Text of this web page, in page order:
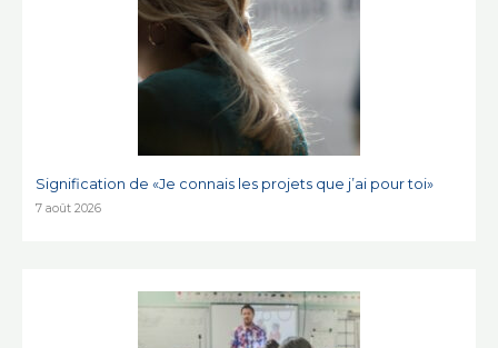
Signification de «Je connais les projets que j’ai pour toi»
7 août 2026